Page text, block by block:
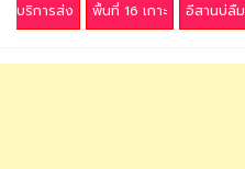
บริการส่ง
พื้นที่ 16 เกาะ อีสานบ่ลื